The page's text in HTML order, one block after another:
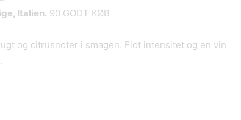
Italien. 90 GODT KØB
og citrusnoter i smagen. Flot intensitet og en vin